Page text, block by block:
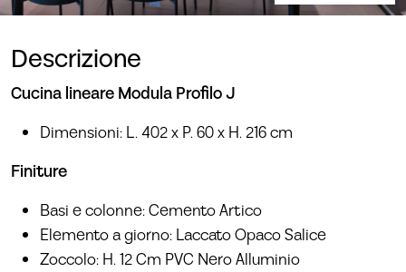
Descrizione
Cucina lineare Modula Profilo J
Dimensioni: L. 402 x P. 60 x H. 216 cm
Finiture
Basi e colonne: Cemento Artico
Elemento a giorno: Laccato Opaco Salice
Zoccolo: H. 12 Cm PVC Nero Alluminio